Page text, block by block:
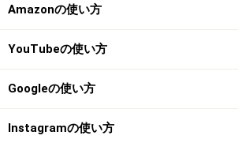
パソコンでないと共有設定できない
が、設定さえしてしまえば「私の予
から、自由に見ておいてね」という
す。個人のやり方でスケジュールを
の予定を把握できるのが便利でした。
Amazonの使い方
YouTubeの使い方
Googleの使い方
Instagramの使い方